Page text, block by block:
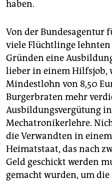
haben.
Von der Bundesagentur
viele Flüchtlinge
Gründen eine
lieber in einem Hilfsjob,
Mindestlohn von 8,50
Burgerbraten mehr
Ausbildungsvergütung
Mechatronikerlehre.
die Verwandten in
Heimatstaat, das nach
Geld geschickt werden
gemacht wurden, um die